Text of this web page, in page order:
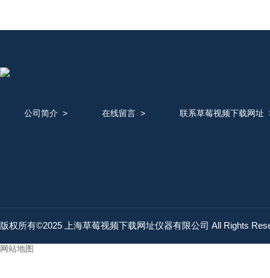
公司简介 > 在线留言> 联系草莓视频下载网址
版权所有©2025 上海草莓视频下载网址仪器有限公司 All Rights
网站地图